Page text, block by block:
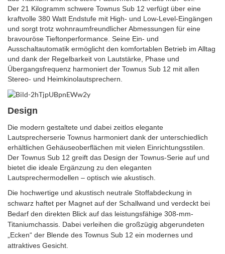
Der 21 Kilogramm schwere Townus Sub 12 verfügt über eine
kraftvolle 380 Watt Endstufe mit High- und Low-Level-Eingängen
und sorgt trotz wohnraumfreundlicher Abmessungen für eine
bravouröse Tieftonperformance. Seine Ein- und
Ausschaltautomatik ermöglicht den komfortablen Betrieb im Alltag
und dank der Regelbarkeit von Lautstärke, Phase und
Übergangsfrequenz harmoniert der Townus Sub 12 mit allen
Stereo- und Heimkinolautsprechern.
Design
Die modern gestaltete und dabei zeitlos elegante
Lautsprecherserie Townus harmoniert dank der unterschiedlich
erhältlichen Gehäuseoberflächen mit vielen Einrichtungsstilen.
Der Townus Sub 12 greift das Design der Townus-Serie auf und
bietet die ideale Ergänzung zu den eleganten
Lautsprechermodellen – optisch wie akustisch.
Die hochwertige und akustisch neutrale Stoffabdeckung in
schwarz haftet per Magnet auf der Schallwand und verdeckt bei
Bedarf den direkten Blick auf das leistungsfähige 308-mm-
Titaniumchassis. Dabei verleihen die großzügig abgerundeten
„Ecken“ der Blende des Townus Sub 12 ein modernes und
attraktives Gesicht